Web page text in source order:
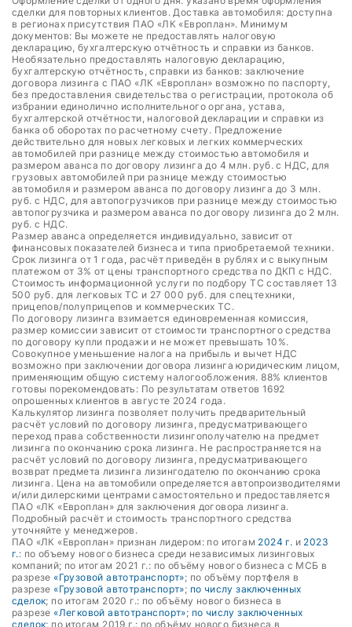
сделки для повторных клиентов. Доставка автомобиля: доступна
в регионах присутствия ПАО «ЛК «Европлан». Минимум
документов: Вы можете не предоставлять налоговую
декларацию, бухгалтерскую отчётность и справки из банков.
Необязательно предоставлять налоговую декларацию,
бухгалтерскую отчётность, справки из банков: заключение
договора лизинга с ПАО «ЛК «Европлан» возможно по паспорту,
без предоставления свидетельства о регистрации, протокола об
избрании единолично исполнительного органа, устава,
бухгалтерской отчётности, налоговой декларации и справки из
банка об оборотах по расчетному счету. Предложение
действительно для новых легковых и легких коммерческих
автомобилей при разнице между стоимостью автомобиля и
размером аванса по договору лизинга до 4 млн. руб. с НДС, для
грузовых автомобилей при разнице между стоимостью
автомобиля и размером аванса по договору лизинга до 3 млн.
руб. с НДС, для автопогрузчиков при разнице между стоимостью
автопогрузчика и размером аванса по договору лизинга до 2 млн.
руб. с НДС.
Размер аванса определяется индивидуально, зависит от
финансовых показателей бизнеса и типа приобретаемой техники.
Срок лизинга от 1 года, расчёт приведён в рублях и с выкупным
платежом от 3% от цены транспортного средства по ДКП с НДС.
Стоимость информационной услуги по подбору ТС составляет 13
500 руб. для легковых ТС и 27 000 руб. для спецтехники,
прицепов/полуприцепов и коммерческих ТС.
По договору лизинга взимается единовременная комиссия,
размер комиссии зависит от стоимости транспортного средства
по договору купли продажи и не может превышать 10%.
Совокупное уменьшение налога на прибыль и вычет НДС
возможно при заключении договора лизинга юридическим лицом,
применяющим общую систему налогообложения. 88% клиентов
готовы порекомендовать: По результатам ответов 1692
опрошенных клиентов в августе 2024 года.
Калькулятор лизинга позволяет получить предварительный
расчёт условий по договору лизинга, предусматривающего
переход права собственности лизингополучателю на предмет
лизинга по окончанию срока лизинга. Не распространяется на
расчёт условий по договору лизинга, предусматривающего
возврат предмета лизинга лизингодателю по окончанию срока
лизинга. Цена на автомобили определяется автопроизводителями
и/или дилерскими центрами самостоятельно и предоставляется
ПАО «ЛК «Европлан» для заключения договора лизинга.
Подробный расчёт и стоимость транспортного средства
уточняйте у менеджеров.
ПАО «ЛК «Европлан» признан лидером: по итогам 2024 г. и 2023
г.: по объему нового бизнеса среди независимых лизинговых
компаний; по итогам 2021 г.: по объёму нового бизнеса с МСБ в
разрезе «Грузовой автотранспорт»; по объёму портфеля в
разрезе «Грузовой автотранспорт»; по числу заключенных
сделок; по итогам 2020 г.: по объёму нового бизнеса в
разрезе «Легковой автотранспорт»; по числу заключенных
сделок; по итогам 2019 г.: по объёму нового бизнеса в